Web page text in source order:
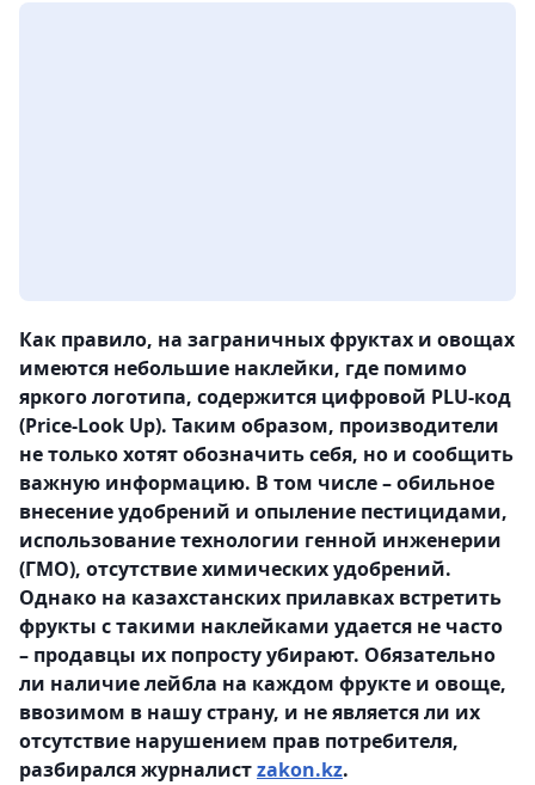
Как правило, на заграничных фруктах и овощах
имеются небольшие наклейки, где помимо
яркого логотипа, содержится цифровой PLU-код
(Price-Look Up). Таким образом, производители
не только хотят обозначить себя, но и сообщить
важную информацию. В том числе – обильное
внесение удобрений и опыление пестицидами,
использование технологии генной инженерии
(ГМО), отсутствие химических удобрений.
Однако на казахстанских прилавках встретить
фрукты с такими наклейками удается не часто
– продавцы их попросту убирают. Обязательно
ли наличие лейбла на каждом фрукте и овоще,
ввозимом в нашу страну, и не является ли их
отсутствие нарушением прав потребителя,
разбирался журналистzakon.kz.